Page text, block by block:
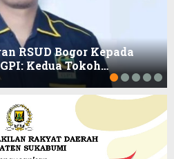
RSUD Bogor Kepada
Kedua Tokoh…